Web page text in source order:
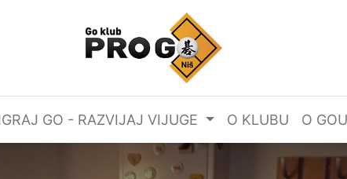
GO - RAZVIJAJ VIJUGE O KLUBU O GOU